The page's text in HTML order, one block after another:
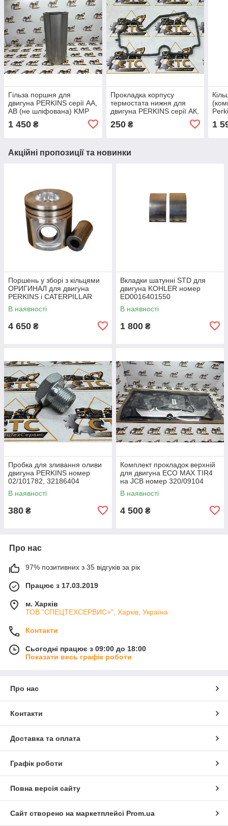
Гільза поршня для
двигуна PERKINS серії AA,
AB (не шліфована) KMP
3135Х041
1 450 ₴
Прокладка корпусу
термостата нижня для
двигуна PERKINS серії АК,
3682A015
250₴ 1
Акційні пропозиції та новинки
Поршень у зборі з кільцями
ОРИГИНАЛ для двигуна
PERKINS і CATERPILLAR
номер 4115P015, 225-5437
В наявності
4 650 ₴
Вкладки шатунні STD для
двигуна KOHLER номер
ED0016401550
В наявності
1 800 ₴
Пробка для зливання оливи
двигуна PERKINS номер
02/101782, 32186404
В наявності
380 ₴
Комплект прокладок верхній
для двигуна ECO MAX TIR4
на JCB номер 320/09104
В наявності
4 500 ₴
Про нас
97% позитивних з 35 відгуків за рік
Працює з 17.03.2019
м. Харків
ТОВ "СПЕЦТЕХСЕРВИС+", Харків, Україна
Контакти
Сьогодні працює з 09:00 до 18:00
Показати весь графік роботи
Про нас
Контакти
Доставка та оплата
Графік роботи
Повна версія сайту
Сайт створено на маркетплейсі Prom.ua